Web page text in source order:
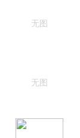
无图
无图